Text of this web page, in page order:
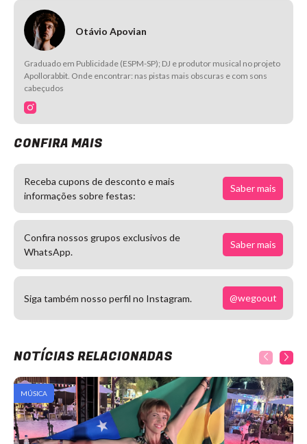
Otávio Apovian
Graduado em Publicidade (ESPM-SP); DJ e produtor musical no projeto
Apollorabbit. Onde encontrar: nas pistas mais obscuras e com sons
cabeçudos
CONFIRA MAIS
Receba cupons de desconto e mais
informações sobre festas:
Saber mais
Confira nossos grupos exclusivos de
WhatsApp.
Saber mais
Siga também nosso perfil no Instagram. @wegoout
NOTÍCIAS RELACIONADAS
MÚSICA